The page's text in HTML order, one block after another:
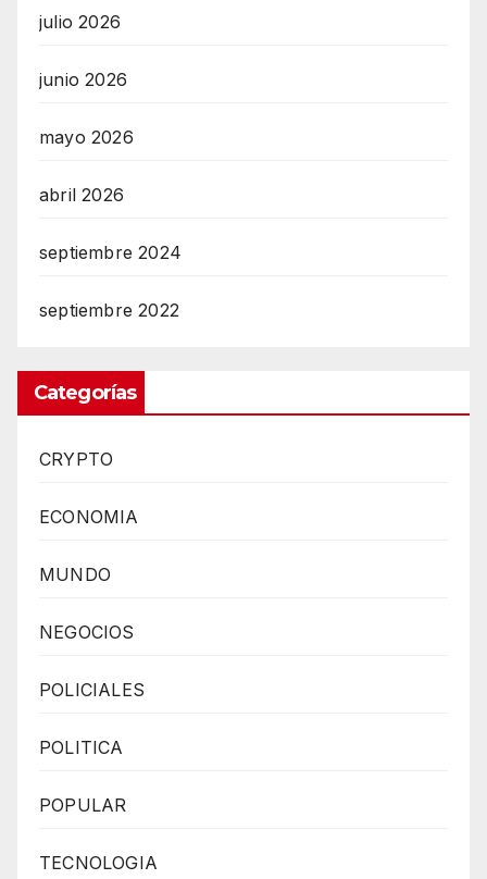
julio 2026
junio 2026
mayo 2026
abril 2026
septiembre 2024
septiembre 2022
Categorías
CRYPTO
ECONOMIA
MUNDO
NEGOCIOS
POLICIALES
POLITICA
POPULAR
TECNOLOGIA